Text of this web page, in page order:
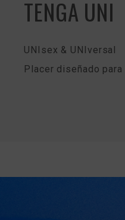
TENGA UNI
UNIsex & UNIversal
Placer diseñado para